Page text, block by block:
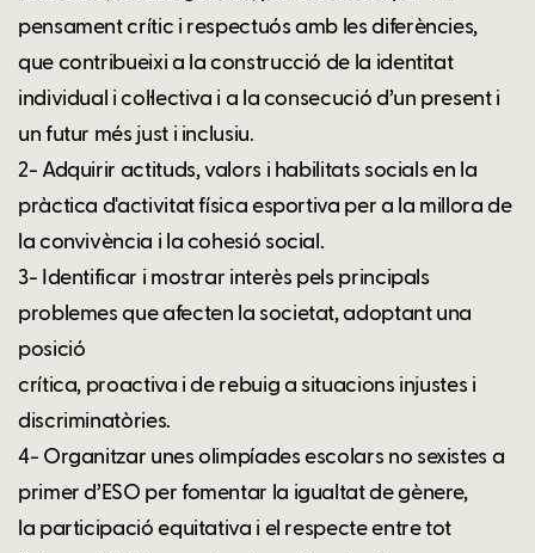
pensament crític i respectuós amb les diferències,
que contribueixi a la construcció de la identitat
individual i col·lectiva i a la consecució d’un present i
un futur més just i inclusiu.
2- Adquirir actituds, valors i habilitats socials en la
pràctica d'activitat física esportiva per a la millora de
la convivència i la cohesió social.
3- Identificar i mostrar interès pels principals
problemes que afecten la societat, adoptant una
posició
crítica, proactiva i de rebuig a situacions injustes i
discriminatòries.
4- Organitzar unes olimpíades escolars no sexistes a
primer d’ESO per fomentar la igualtat de gènere,
la participació equitativa i el respecte entre tot